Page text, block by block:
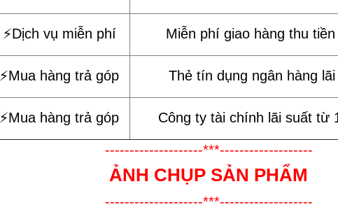
⚡️Dịch vụ miễn phí Miễn phí giao hàng thu
⚡️Mua hàng trả góp Thẻ tín dụng ngân hàng
⚡️Mua hàng trả góp Công ty tài chính lãi suất từ
--------------------***-------------------
ẢNH CHỤP SẢN PHẨM
--------------------***-------------------